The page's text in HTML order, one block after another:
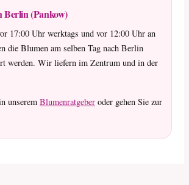
Berlin (Pankow)
17:00 Uhr werktags und vor 12:00 Uhr an
die Blumen am selben Tag nach Berlin
werden. Wir liefern im Zentrum und in der
unserem Blumenratgeber oder gehen Sie zur